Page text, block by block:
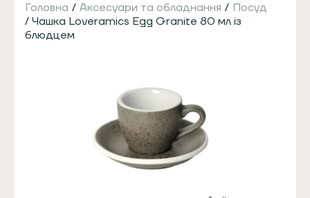
Головна / Аксесуари та обладнання / Посуд
/ Чашка Loveramics Egg Granite 80 мл із
блюдцем